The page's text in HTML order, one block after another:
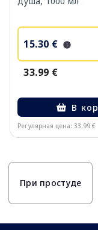
15.30 €
33.99 €
В
Регулярная цена: 33.99 €
При простуде